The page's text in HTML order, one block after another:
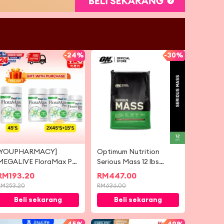
-24%
FloraMax Pro
/ 2X45'S/ 2x45's
15's
193.20
253.20
Beli sekarang
-30%
Optimum Nutrition
Serious Mass 12 lbs
Protein
RM 447.00
RM636.00
Beli sekarang